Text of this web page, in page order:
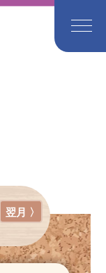
翌月 〉